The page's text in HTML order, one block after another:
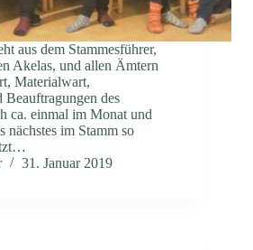
aus dem Stammesführer,
Akelas, und allen Ämtern
Materialwart,
Beauftragungen des
ca. einmal im Monat und
nächstes im Stamm so
31. Januar 2019